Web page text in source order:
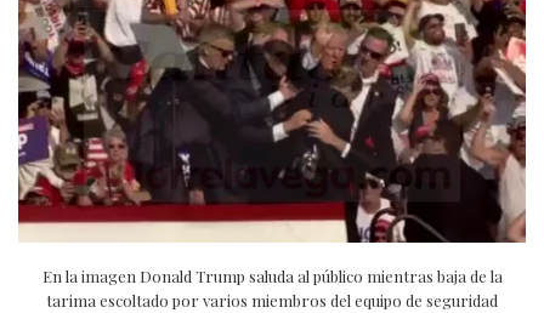
En la imagen Donald Trump saluda al público mientras baja de la
tarima escoltado por varios miembros del equipo de seguridad